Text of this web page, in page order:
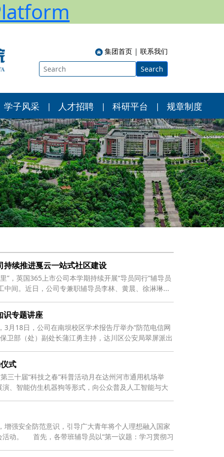
集团首页 | 联系我们
Search
学子风采 | 人才招聘 | 科研平台 | 规章制度
续推进戛云一站式社区建设
，英国365上市公司本学期持续开展“导员同行”辅导员
间。近日，公司专兼职辅导员李林、黄晨、徐淋琳...
专题讲座
月18日，公司在南坝校区学术报告厅举办“防范电信网
卫部（处）副处长蒲江勇主持，达川区公安局翠屏派出
式
三十届“科技之春”科普活动月在达州河市通用机场举
、智能仿生机器狗等形式，向公众普及人工智能与大
强安全防范意识，引导广大青年将个人理想融入国家
动。 首先，各带班辅导员以“第一议题：学习贯彻习